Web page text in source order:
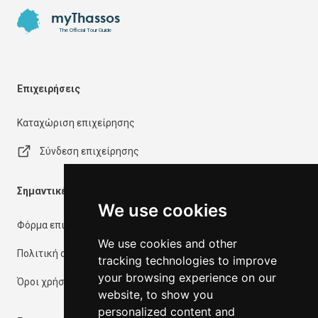
We use cookies
We use cookies and other
tracking technologies to improve
your browsing experience on our
website, to show you
personalized content and
myThassos
The Official Tour Guide
Επιχειρήσεις
Καταχώριση επιχείρησης
Σύνδεση επιχείρησης
Σημαντικές πληροφορίες
Φόρμα επικοινωνίας
Πολιτική απορρήτου
Όροι χρήσης